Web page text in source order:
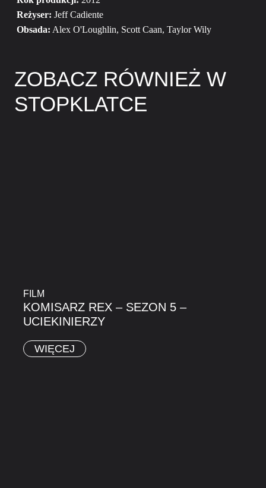
Reżyser: Jeff Cadiente
Obsada: Alex O'Loughlin, Scott Caan, Taylor Wily
ZOBACZ RÓWNIEŻ W
STOPKLATCE
FILM
KOMISARZ REX – SEZON 5 –
UCIEKINIERZY
WIĘCEJ